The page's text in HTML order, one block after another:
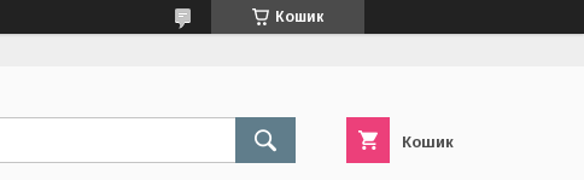
Кошик
Кошик